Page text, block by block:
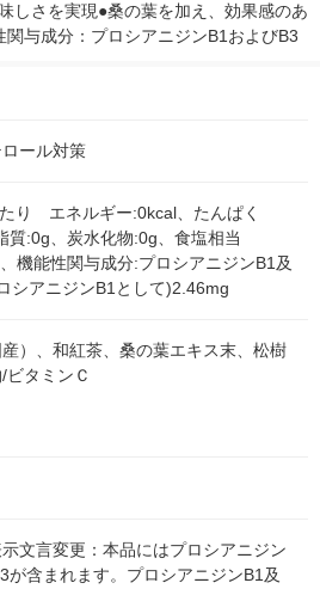
しさを実現●桑の葉を加え、効果感のあ
与成分：プロシアニジンB1およびB3
ール対策
り エネルギー:0kcal、たんぱく
質:0g、炭水化物:0g、食塩相当
機能性関与成分:プロシアニジンB1及
シアニジンB1として)2.46mg
）、和紅茶、桑の葉エキス末、松樹
ビタミンＣ
示文言変更：本品にはプロシアニジン
が含まれます。プロシアニジンB1及